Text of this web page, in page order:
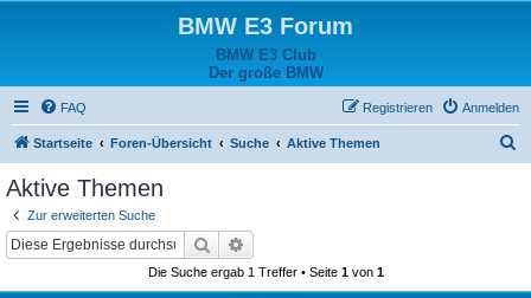
BMW E3 Forum
BMW E3 Club
Der große BMW
FAQ Anmelden
Registrieren
Startseite Foren-Übersicht Suche Aktive Themen
Aktive Themen
Zur erweiterten Suche
Suche
Die Suche ergab 1 Treffer • Seite 1von 1